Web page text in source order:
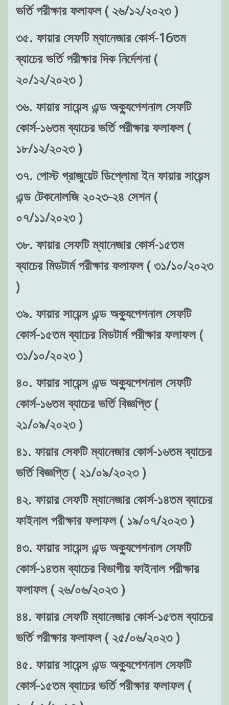
ভর্তি পরীক্ষার ফলাফল ( ২৬/১২/২০২৩ )
৩৫. ফায়ার সেফটি ম্যানেজার কোর্স-16তম
ব্যাচের ভর্তি পরীক্ষার দিক নির্দেশনা (
২০/১২/২০২৩ )
৩৬. ফায়ার সায়েন্স এন্ড অক্যুপেশনাল সেফটি
কোর্স-১৬তম ব্যাচের ভর্তি পরীক্ষার ফলাফল (
১৮/১২/২০২৩ )
৩৭. পোস্ট গ্রাজুয়েট ডিপ্লোমা ইন ফায়ার সায়েন্স
এন্ড টেকনোলজি ২০২৩-২৪ সেশন (
০৭/১১/২০২৩ )
৩৮. ফায়ার সেফটি ম্যানেজার কোর্স-১৫তম
ব্যাচের মিডটার্ম পরীক্ষার ফলাফল ( ৩১/১০/২০২৩
)
৩৯. ফায়ার সায়েন্স এন্ড অক্যুপেশনাল সেফটি
কোর্স-১৫তম ব্যাচের মিডটার্ম পরীক্ষার ফলাফল (
৩১/১০/২০২৩ )
৪০. ফায়ার সায়েন্স এন্ড অক্যুপেশনাল সেফটি
কোর্স-১৬তম ব্যাচের ভর্তি বিজ্ঞপ্তি (
২১/০৯/২০২৩ )
৪১. ফায়ার সেফটি ম্যানেজার কোর্স-১৬তম ব্যাচের
ভর্তি বিজ্ঞপ্তি ( ২১/০৯/২০২৩ )
৪২. ফায়ার সেফটি ম্যানেজার কোর্স-১৪তম ব্যাচের
ফাইনাল পরীক্ষার ফলাফল ( ১৯/০৭/২০২৩ )
৪৩. ফায়ার সায়েন্স এন্ড অক্যুপেশনাল সেফটি
কোর্স-১৪তম ব্যাচের বিভাগীয় ফাইনাল পরীক্ষার
ফলাফল ( ২৬/০৬/২০২৩ )
৪৪. ফায়ার সেফটি ম্যানেজার কোর্স-১৫তম ব্যাচের
ভর্তি পরীক্ষার ফলাফল ( ২৫/০৬/২০২৩ )
৪৫. ফায়ার সায়েন্স এন্ড অক্যুপেশনাল সেফটি
কোর্স-১৫তম ব্যাচের ভর্তি পরীক্ষার ফলাফল (